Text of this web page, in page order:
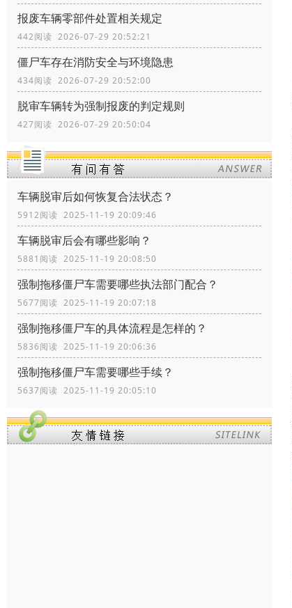
报废车辆零部件处置相关规定
442阅读 2026-07-29 20:52:21
僵尸车存在消防安全与环境隐患
434阅读 2026-07-29 20:52:00
脱审车辆转为强制报废的判定规则
427阅读 2026-07-29 20:50:04
车辆脱审后如何恢复合法状态？
5912阅读 2025-11-19 20:09:46
车辆脱审后会有哪些影响？
5881阅读 2025-11-19 20:08:50
强制拖移僵尸车需要哪些执法部门配合？
5677阅读 2025-11-19 20:07:18
强制拖移僵尸车的具体流程是怎样的？
5836阅读 2025-11-19 20:06:36
强制拖移僵尸车需要哪些手续？
5637阅读 2025-11-19 20:05:10